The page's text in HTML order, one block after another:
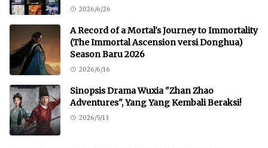
2026/6/26
A Record of a Mortal's Journey to Immortality
(The Immortal Ascension versi Donghua)
Season Baru 2026
2026/6/16
Sinopsis Drama Wuxia "Zhan Zhao
Adventures", Yang Yang Kembali Beraksi!
2026/5/13